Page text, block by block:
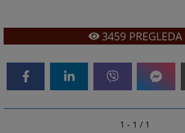
3459PREGLEDA
1 - 1 / 1